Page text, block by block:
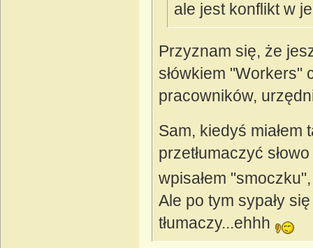
ale jest konflikt w
Przyznam się, że
słówkiem "Workers"
pracowników,
Sam, kiedyś miałem
przetłumaczyć
wpisałem
Ale po tym sypały
tłumaczy...ehhh